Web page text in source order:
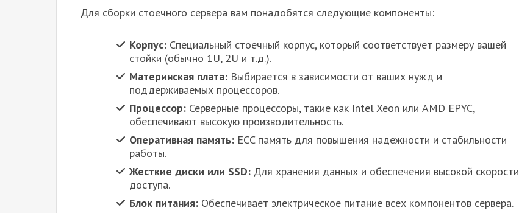
Для сборки стоечного сервера вам понадобятся следующие компоненты:
Корпус: Специальный стоечный корпус, который соответствует размеру вашей
стойки (обычно 1U, 2U и т.д.).
Материнская плата: Выбирается в зависимости от ваших нужд и
поддерживаемых процессоров.
Процессор: Серверные процессоры, такие как Intel Xeon или AMD EPYC,
обеспечивают высокую производительность.
Оперативная память: ECC память для повышения надежности и стабильности
работы.
Жесткие диски или SSD: Для хранения данных и обеспечения высокой скорости
доступа.
Блок питания: Обеспечивает электрическое питание всех компонентов сервера.